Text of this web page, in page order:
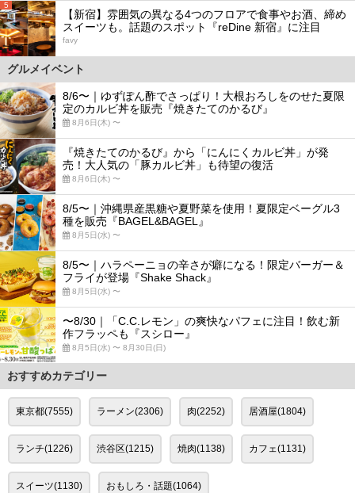
5
【新宿】雰囲気の異なる4つのフロアで食事やお酒、締め
スイーツも。話題のスポット『reDine 新宿』に注目
favy
グルメイベント
8/6〜｜ゆずぽん酢でさっぱり！大根おろしをのせた夏限
定のカルビ丼を販売『焼きたてのかるび』
8月6日(木) 〜
『焼きたてのかるび』から「にんにくカルビ丼」が発
売！大人気の「豚カルビ丼」も待望の復活
8月6日(木) 〜
8/5〜｜沖縄県産黒糖や夏野菜を使用！夏限定ベーグル3
種を販売『BAGEL&BAGEL』
8月5日(水) 〜
8/5〜｜ハラペーニョの辛さが癖になる！限定バーガー＆
フライが登場『Shake Shack』
8月5日(水) 〜
〜8/30｜「C.C.レモン」の爽快なパフェに注目！飲む新
作フラッペも『スシロー』
8月5日(水) 〜 8月30日(日)
おすすめカテゴリー
東京都(7555) ラーメン(2306) 肉(2252) 居酒屋(1804)
ランチ(1226) 渋谷区(1215) 焼肉(1138) カフェ(1131)
スイーツ(1130) おもしろ・話題(1064)